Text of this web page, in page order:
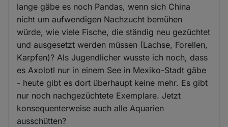
lange gäbe es noch Pandas, wenn sich China
nicht um aufwendigen Nachzucht bemühen
würde, wie viele Fische, die ständig neu gezüchtet
und ausgesetzt werden müssen (Lachse, Forellen,
Karpfen)? Als Jugendlicher wusste ich noch, dass
es Axolotl nur in einem See in Mexiko-Stadt gäbe
- heute gibt es dort überhaupt keine mehr. Es gibt
nur noch nachgezüchtete Exemplare. Jetzt
konsequenterweise auch alle Aquarien
ausschütten?